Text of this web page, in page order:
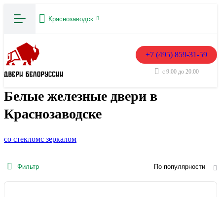
Краснозаводск
+7 (495) 859-31-59
с 9:00 до 20:00
Белые железные двери в
Краснозаводске
со стекломс зеркалом
Фильтр По популярности